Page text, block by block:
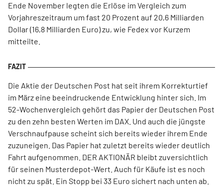
Ende November legten die Erlöse im Vergleich zum
Vorjahreszeitraum um fast 20 Prozent auf 20,6 Milliarden
Dollar (16,8 Milliarden Euro) zu, wie Fedex vor Kurzem
mitteilte.
Die Aktie der Deutschen Post hat seit ihrem Korrekturtief
im März eine beeindruckende Entwicklung hinter sich. Im
52-Wochenvergleich gehört das Papier der Deutschen Post
zu den zehn besten Werten im DAX. Und auch die jüngste
Verschnaufpause scheint sich bereits wieder ihrem Ende
zuzuneigen. Das Papier hat zuletzt bereits wieder deutlich
Fahrt aufgenommen. DER AKTIONÄR bleibt zuversichtlich
für seinen Musterdepot-Wert. Auch für Käufe ist es noch
nicht zu spät. Ein Stopp bei 33 Euro sichert nach unten ab.